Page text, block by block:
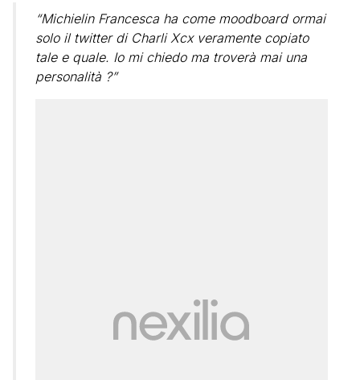
“Michielin Francesca ha come moodboard ormai
solo il twitter di Charli Xcx veramente copiato
tale e quale. Io mi chiedo ma troverà mai una
personalità ?”